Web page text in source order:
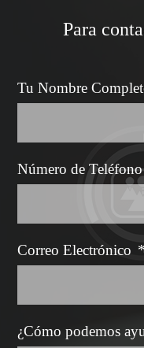
Para
Tu Nombre
Número de Teléfono
Correo Electrónico
¿Cómo podemos